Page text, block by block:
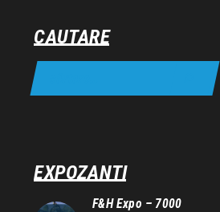
CAUTARE
EXPOZANTI
F&H Expo – 7000